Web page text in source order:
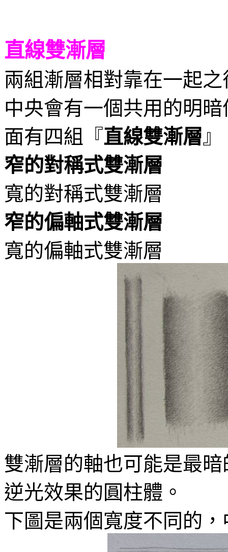
直線雙漸層
兩組漸層相對靠在一起
中央會有一個共用的明
面有四組『直線雙漸層
窄的對稱式雙漸層
寬的對稱式雙漸層
窄的偏軸式雙漸層
寬的偏軸式雙漸層
雙漸層的軸也可能是最
逆光效果的圓柱體。
下圖是兩個寬度不同的